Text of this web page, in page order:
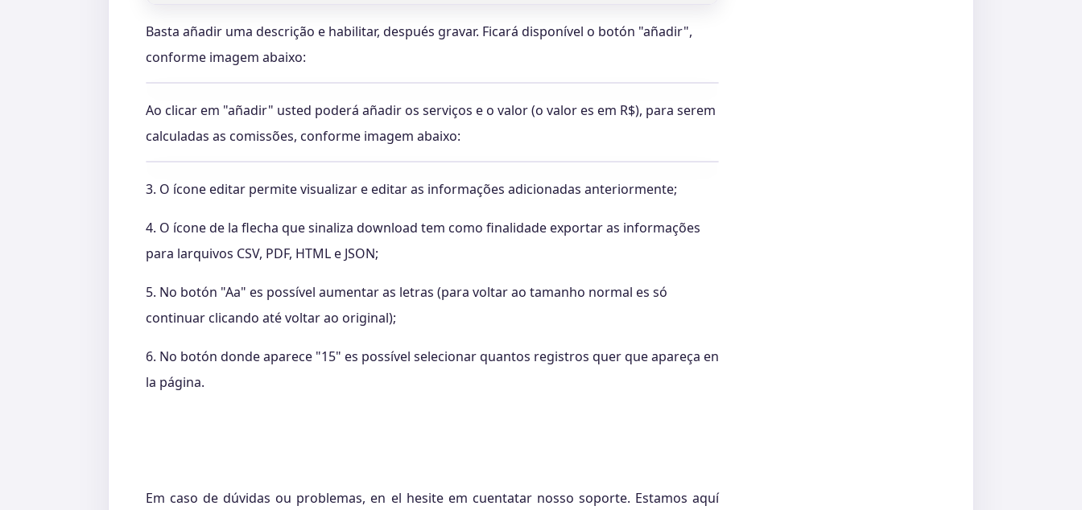
Basta añadir uma descrição e habilitar, después gravar. Ficará disponível o botón "añadir",
conforme imagem abaixo:
Ao clicar em "añadir" usted poderá añadir os serviços e o valor (o valor es em R$), para serem
calculadas as comissões, conforme imagem abaixo:
3. O ícone editar permite visualizar e editar as informações adicionadas anteriormente;
4. O ícone de la flecha que sinaliza download tem como finalidade exportar as informações
para larquivos CSV, PDF, HTML e JSON;
5. No botón "Aa" es possível aumentar as letras (para voltar ao tamanho normal es só
continuar clicando até voltar ao original);
6. No botón donde aparece "15" es possível selecionar quantos registros quer que apareça en
la página.
Em caso de dúvidas ou problemas, en el hesite em cuentatar nosso soporte. Estamos aquí